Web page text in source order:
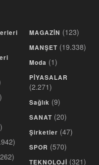
MAGAZİN (123)
MANŞET (19.338)
Moda (1)
PİYASALAR
(2.271)
Sağlık (9)
SANAT (20)
Şirketler (47)
SPOR (570)
TEKNOLOJİ (321)